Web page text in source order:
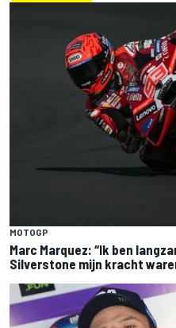
MOTOGP
Marc Marquez: “Ik ben
Silverstone mijn kracht